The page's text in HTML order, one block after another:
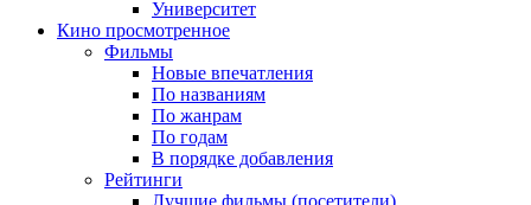
Университет
Кино просмотренное
Фильмы
Новые впечатления
По названиям
По жанрам
По годам
В порядке добавления
Рейтинги
Лучшие фильмы (посетители)